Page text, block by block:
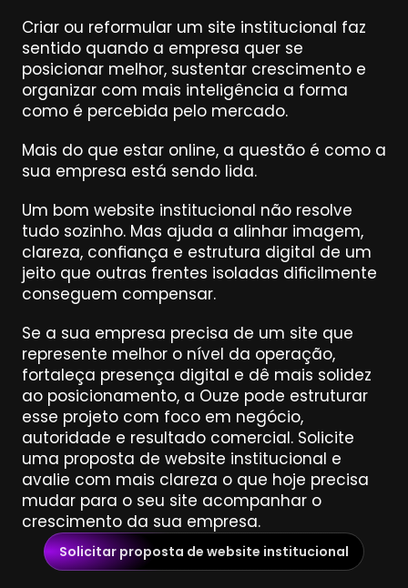
Criar ou reformular um site institucional faz
sentido quando a empresa quer se
posicionar melhor, sustentar crescimento e
organizar com mais inteligência a forma
como é percebida pelo mercado.
Mais do que estar online, a questão é como a
sua empresa está sendo lida.
Um bom website institucional não resolve
tudo sozinho. Mas ajuda a alinhar imagem,
clareza, confiança e estrutura digital de um
jeito que outras frentes isoladas dificilmente
conseguem compensar.
Se a sua empresa precisa de um site que
represente melhor o nível da operação,
fortaleça presença digital e dê mais solidez
ao posicionamento, a Ouze pode estruturar
esse projeto com foco em negócio,
autoridade e resultado comercial. Solicite
uma proposta de website institucional e
avalie com mais clareza o que hoje precisa
mudar para o seu site acompanhar o
crescimento da sua empresa.
Solicitar proposta de website institucional